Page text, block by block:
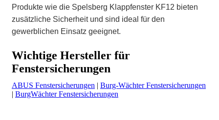
Produkte wie die Spelsberg Klappfenster KF12 bieten
zusätzliche Sicherheit und sind ideal für den
gewerblichen Einsatz geeignet.
Wichtige Hersteller für
Fenstersicherungen
ABUS Fenstersicherungen | Burg-Wächter Fenstersicherungen
| BurgWächter Fenstersicherungen